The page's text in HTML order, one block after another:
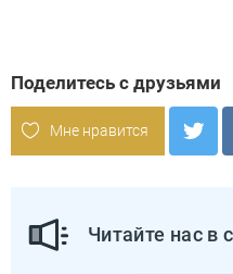
Поделитесь с друзьями
Мне нравится
Читайте нас в